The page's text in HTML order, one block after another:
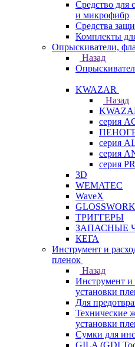
Средство для
и микрофибр
Средства
Комплекты
Опрыскиватели,
Назад
KWAZAR
Назад
серия
серия
серия
серия
3D
WEMATEC
WaveX
GLOSSWORK
ТРИГГЕРЫ
ЗАПАСНЫЕ
КЕГА
Инструмент и
пленок
Назад
Инструмент и
установки
Для
Технические
установки
Сумки для
GILA (GDI